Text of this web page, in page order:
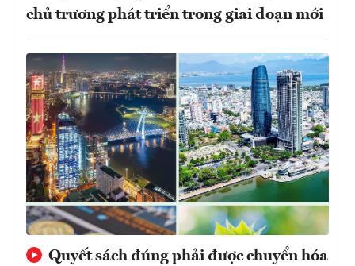
chủ trương phát triển trong giai đoạn mới
Quyết sách đúng phải được chuyển hóa